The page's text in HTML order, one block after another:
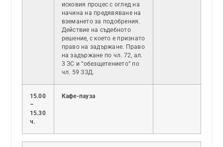
исковия процес с оглед на
начина на предявяване на
вземането за подобрения.
Действие на съдебното
решение, с което е признато
право на задържане. Право
на задържане по чл. 72, ал.
3 ЗС и “обезщетението” по
чл. 59 ЗЗД.
15.00
–
15.30
ч.
Кафе-пауза